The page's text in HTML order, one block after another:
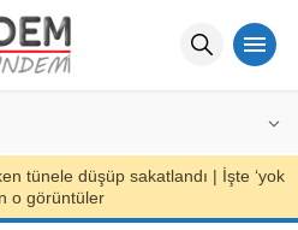
milletvekillerine: Ya
gurur duyacak ya da onları
bir utançla